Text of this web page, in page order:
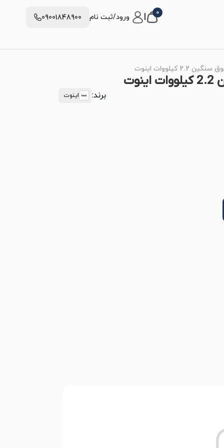
0 ورود/ثبت نام 09001848900
کیلووات اینوت
برند: اینوت